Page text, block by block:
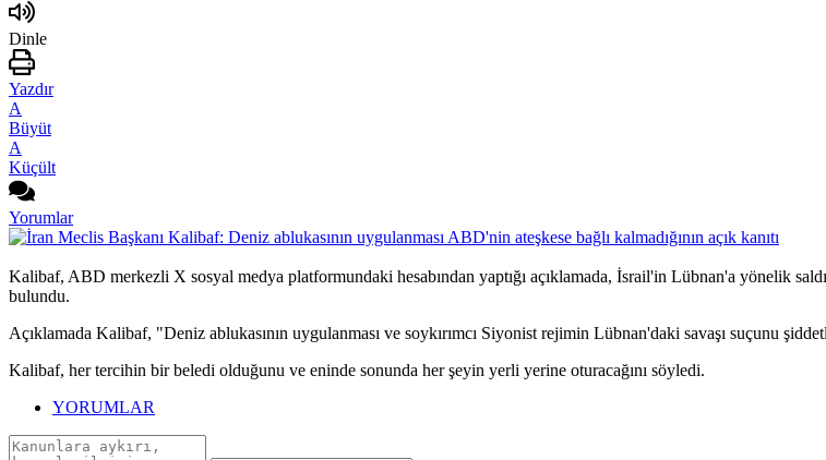
Dinle
Yazdır
A
Büyüt
A
Küçült
Yorumlar
Kalibaf, ABD merkezli X sosyal medya platformundaki hesabından yaptığı açıklamada, İsrail'in Lübnan'a yönelik
bulundu.
Açıklamada Kalibaf, "Deniz ablukasının uygulanması ve soykırımcı Siyonist rejimin Lübnan'daki savaşı suçunu
Kalibaf, her tercihin bir beledi olduğunu ve eninde sonunda her şeyin yerli yerine oturacağını söyledi.​​​​​​​
YORUMLAR